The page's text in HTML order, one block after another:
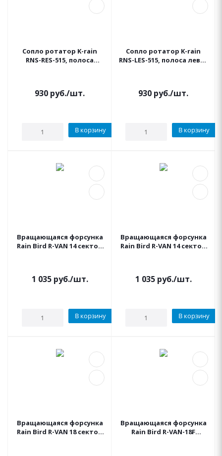
Сопло ротатор K-rain
RNS-RES-515, полоса
930 руб./шт.
В корзину
Сопло ротатор K-rain
RNS-LES-515, полоса левая
930 руб./шт.
В корзину
Вращающаяся форсунка
Rain Bird R-VAN 14 сектор
1 035руб./шт.
В корзину
Вращающаяся форсунка
Rain Bird R-VAN 14 сектор
1 035руб./шт.
В корзину
Вращающаяся форсунка
Rain Bird R-VAN 18 сектор
Вращающаяся форсунка
Rain Bird R-VAN-18F